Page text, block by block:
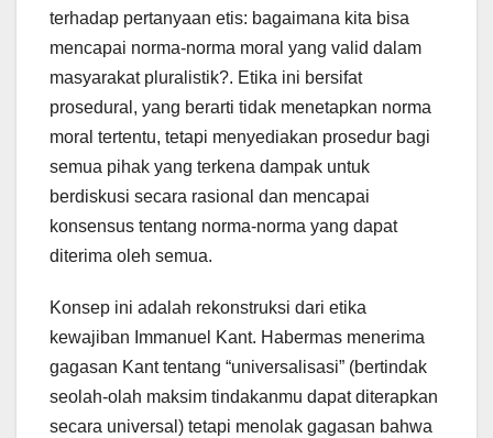
terhadap pertanyaan etis: bagaimana kita bisa
mencapai norma-norma moral yang valid dalam
masyarakat pluralistik?. Etika ini bersifat
prosedural, yang berarti tidak menetapkan norma
moral tertentu, tetapi menyediakan prosedur bagi
semua pihak yang terkena dampak untuk
berdiskusi secara rasional dan mencapai
konsensus tentang norma-norma yang dapat
diterima oleh semua.
Konsep ini adalah rekonstruksi dari etika
kewajiban Immanuel Kant. Habermas menerima
gagasan Kant tentang “universalisasi” (bertindak
seolah-olah maksim tindakanmu dapat diterapkan
secara universal) tetapi menolak gagasan bahwa